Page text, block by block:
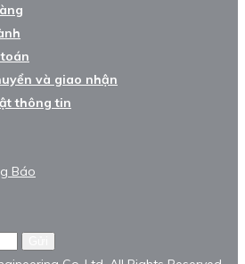
và giao nhận
thông tin